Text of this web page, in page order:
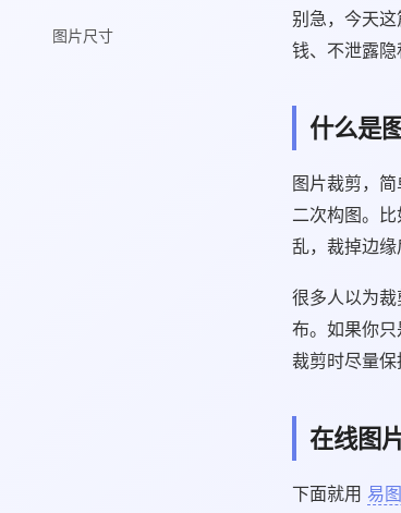
图片尺寸
别急，今天
钱、不泄露
什么是
图片裁剪，
二次构图。
乱，裁掉边缘
很多人以为裁
布。如果你
裁剪时尽量保
在线图
下面就用 易